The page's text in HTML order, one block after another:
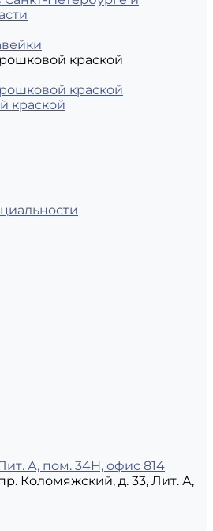
краской
краской
краской
А, пом. 34Н, офис 814
Коломяжский, д. 33, Лит. А,